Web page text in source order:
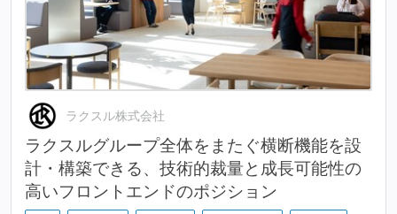
ラクスル株式会社
ラクスルグループ全体をまたぐ横断機能を設
計・構築できる、技術的裁量と成長可能性の
高いフロントエンドのポジション